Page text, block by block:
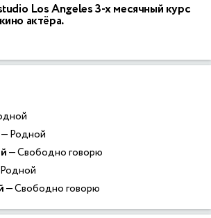
Los Angeles 3-х месячный курс
актёра.
— Родной
— Свободно говорю
— Свободно говорю